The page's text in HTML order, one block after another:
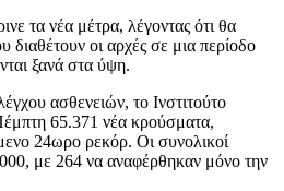
τα νέα μέτρα, λέγοντας ότι θα
οι αρχές σε μια περίοδο
ξανά στα ύψη.
ασθενειών, το Ινστιτούτο
65.371 νέα κρούσματα,
24ωρο ρεκόρ. Οι συνολικοί
με 264 να αναφέρθηκαν μόνο την